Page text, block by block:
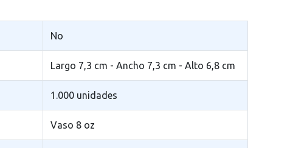
No
Largo 7,3 cm - Ancho 7,3 cm - Alto 6,8 cm
1.000 unidades
Vaso 8 oz